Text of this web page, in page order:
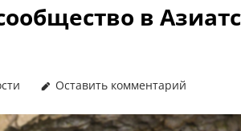
в
Оставить комментарий